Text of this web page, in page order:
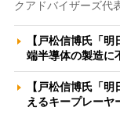
クアドバイザーズ代
【戸松信博氏「
端半導体の製造
【戸松信博氏「
えるキープレー